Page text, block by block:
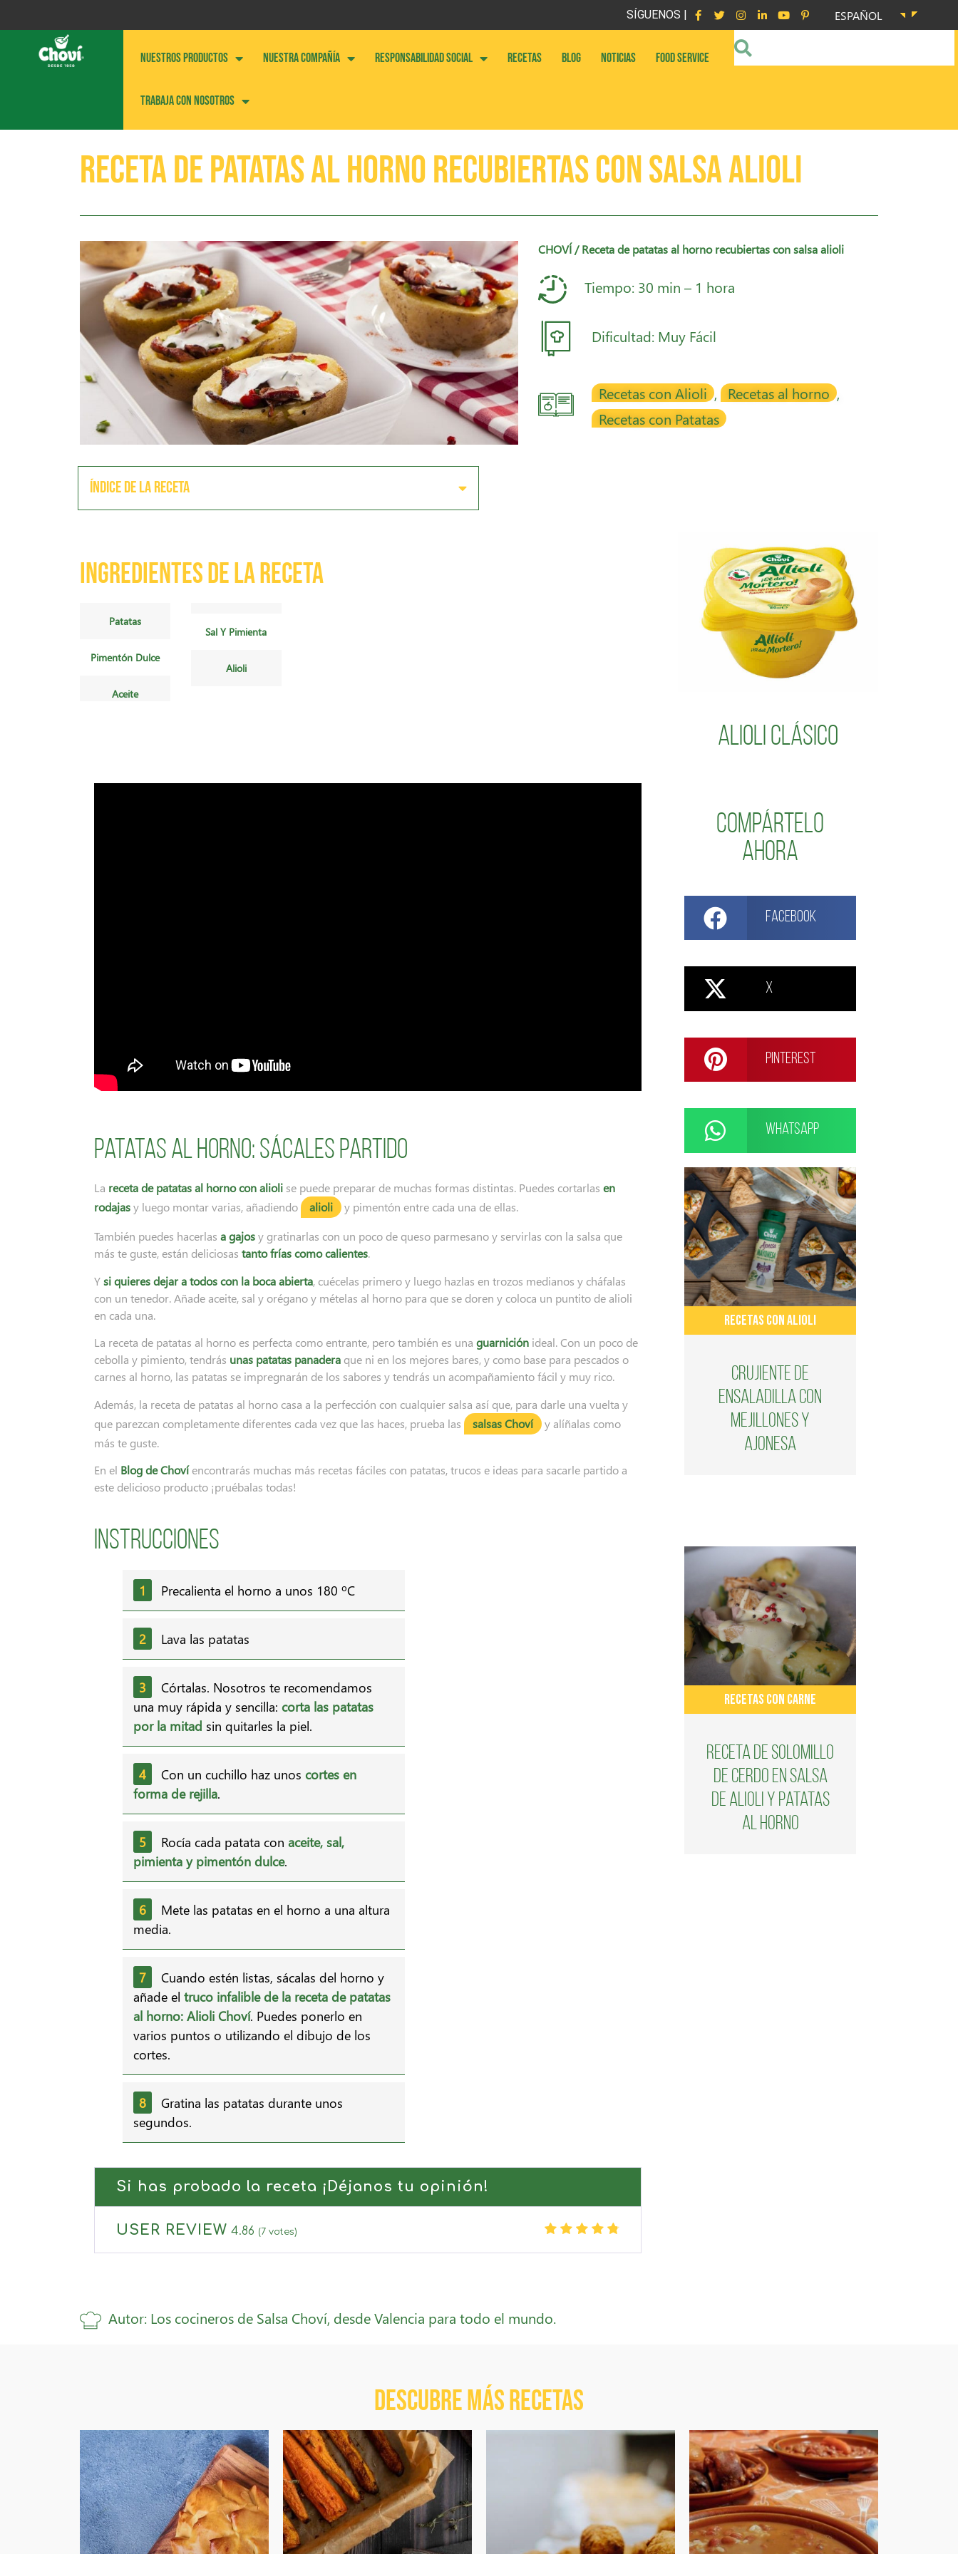
SÍGUENOS | ESPAÑOL
NUESTROS PRODUCTOS NUESTRA COMPAÑÍA RESPONSABILIDAD SOCIAL RECETAS BLOG NOTICIAS FOOD SERVICE
Trabaja con nosotros
Receta de patatas al horno recubiertas con salsa alioli
CHOVÍ / Receta de patatas al horno recubiertas con salsa alioli
Tiempo: 30 min – 1 hora
Dificultad: Muy Fácil
Recetas con Alioli , Recetas al horno ,
Recetas con Patatas
Índice de la receta
Ingredientes de la receta
Patatas
Pimentón Dulce
Aceite
Sal Y Pimienta
Alioli
Alioli Clásico
Patatas al horno: sácales partido
La receta de patatas al horno con alioli se puede preparar de muchas formas distintas. Puedes cortarlas en
rodajasy luego montar varias, añadiendo alioli
y pimentón entre cada una de ellas.
También puedes hacerlas a gajosy gratinarlas con un poco de queso parmesano y servirlas con la salsa que
más te guste, están deliciosas tanto frías como calientes.
Ysi quieres dejar a todos con la boca abierta, cuécelas primero y luego hazlas en trozos medianos y cháfalas
con un tenedor. Añade aceite, sal y orégano y mételas al horno para que se doren y coloca un puntito de alioli
en cada una.
La receta de patatas al horno es perfecta como entrante, pero también es una guarnición ideal. Con un poco de
cebolla y pimiento, tendrás unas patatas panadera que ni en los mejores bares, y como base para pescados o
carnes al horno, las patatas se impregnarán de los sabores y tendrás un acompañamiento fácil y muy rico.
Además, la receta de patatas al horno casa a la perfección con cualquier salsa así que, para darle una vuelta y
que parezcan completamente diferentes cada vez que las haces, prueba las
salsas Choví
y alíñalas como
más te guste.
En el Blog de Chovíencontrarás muchas más recetas fáciles con patatas, trucos e ideas para sacarle partido a
este delicioso producto ¡pruébalas todas!
Instrucciones
Precalienta el horno a unos 180 ºC
Lava las patatas
Córtalas. Nosotros te recomendamos
una muy rápida y sencilla: corta las patatas
por la mitad sin quitarles la piel.
Con un cuchillo haz unos cortes en
forma de rejilla.
Rocía cada patata con aceite, sal,
pimienta y pimentón dulce.
Mete las patatas en el horno a una altura
media.
Cuando estén listas, sácalas del horno y
añade el truco infalible de la receta de patatas
al horno: Alioli Choví. Puedes ponerlo en
varios puntos o utilizando el dibujo de los
cortes.
Gratina las patatas durante unos
segundos.
Si has probado la receta ¡Déjanos tu opinión!
USER REVIEW 4.86 (7 votes)
Compártelo
ahora
Facebook
X
Pinterest
WhatsApp
RECETAS CON ALIOLI
Crujiente de
ensaladilla con
mejillones y
Ajonesa
RECETAS CON CARNE
Receta de solomillo
de cerdo en salsa
de Alioli y patatas
al horno
Autor: Los cocineros de Salsa Choví, desde Valencia para todo el mundo.
Descubre más recetas